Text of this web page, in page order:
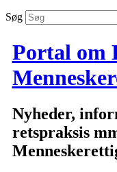
Søg
Portal om
Nyheder,
retspraksis